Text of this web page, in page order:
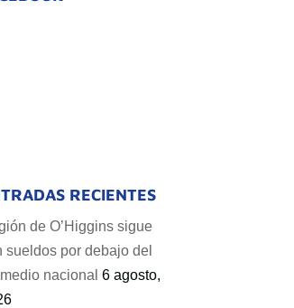
RECIENTES
de O’Higgins sigue
sueldos por debajo del
nacional 6 agosto,